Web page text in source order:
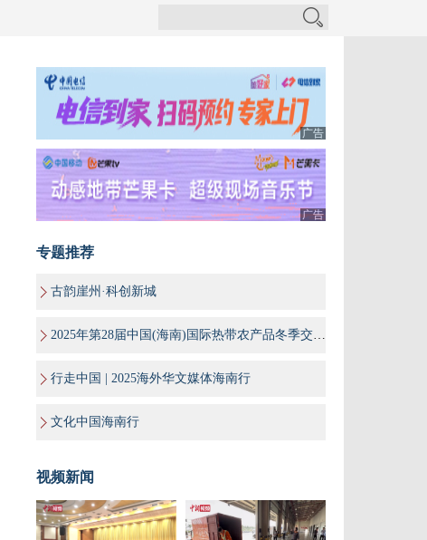
广告
广告
专题推荐
古韵崖州·科创新城
2025年第28届中国(海南)国际热带农产品冬季交易会
行走中国 | 2025海外华文媒体海南行
文化中国海南行
视频新闻